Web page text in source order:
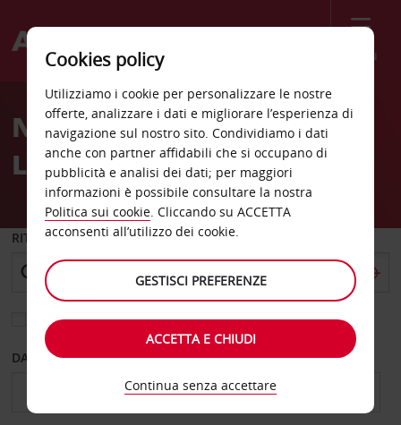
Menù
Welcome
AvisNoleggio auto Princeton
Larry's Sunoco
RITIRO DA
Scegli una località di riconsegna diversa
DAL GIORNO AL GIORNO
Cookies policy
Utilizziamo i cookie per personalizzare le nostre
offerte, analizzare i dati e migliorare l’esperienza di
navigazione sul nostro sito. Condividiamo i dati
anche con partner affidabili che si occupano di
pubblicità e analisi dei dati; per maggiori
informazioni è possibile consultare la nostra
Politica sui cookie. Cliccando su ACCETTA
acconsenti all’utilizzo dei cookie.
GESTISCI PREFERENZE
ACCETTA E CHIUDI
Continua senza accettare